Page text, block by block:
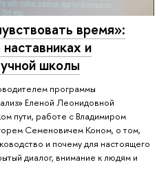
время»:
и
школы
программы
Еленой Леонидовной
пути, работе с Владимиром
Семеновичем Коном, о том,
и почему для настоящего
диалог, внимание к людям и